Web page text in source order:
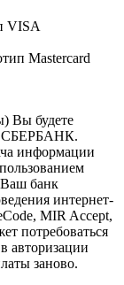
VISA
Mastercard
Вы будете
СБЕРБАНК.
информации
Ваш банк
интернет-
MIR Accept,
потребоваться
авторизации
заново.